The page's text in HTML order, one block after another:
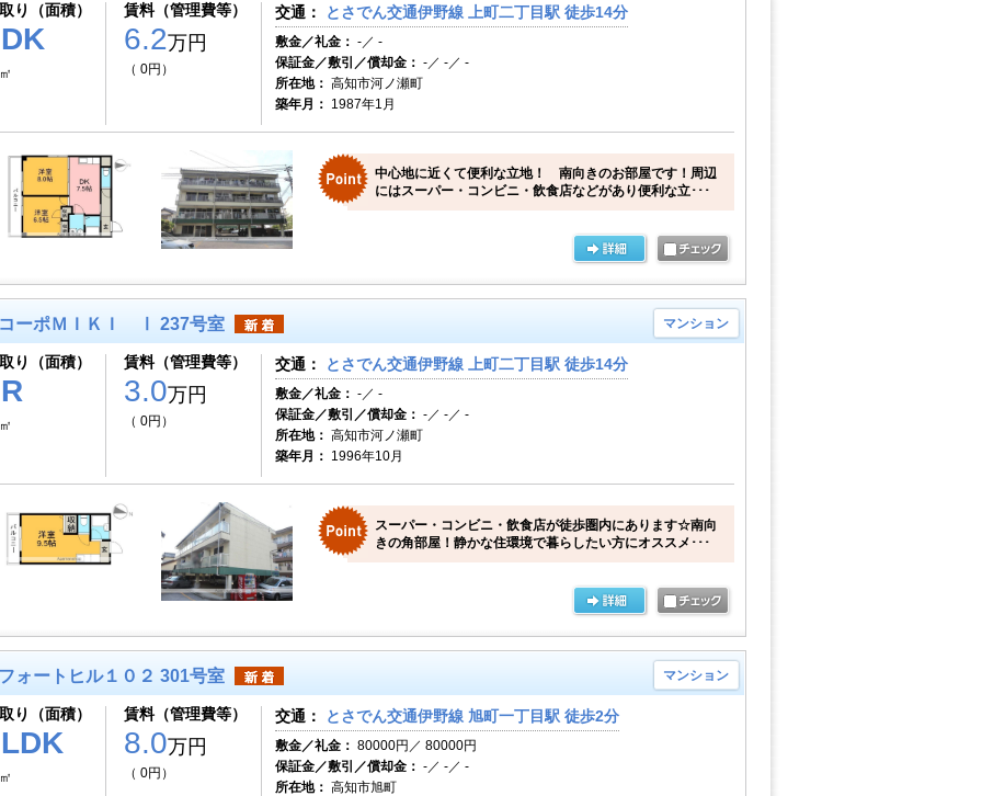
り（面積） 賃料（管理費等）
6.2万円
（ 0円）
交通： とさでん交通伊野線 上町二丁目駅 徒歩14分
敷金／礼金： -／ -
保証金／敷引／償却金： -／ -／ -
所在地： 高知市河ノ瀬町
築年月： 1987年1月
中心地に近くて便利な立地！ 南向きのお部屋です！周辺
にはスーパー・コンビニ・飲食店などがあり便利な立･･･
ーポＭＩＫＩ Ⅰ 237号室 マンション
り（面積） 賃料（管理費等）
3.0万円
（ 0円）
交通： とさでん交通伊野線 上町二丁目駅 徒歩14分
敷金／礼金： -／ -
保証金／敷引／償却金： -／ -／ -
所在地： 高知市河ノ瀬町
築年月： 1996年10月
スーパー・コンビニ・飲食店が徒歩圏内にあります☆南向
きの角部屋！静かな住環境で暮らしたい方にオススメ･･･
ォートヒル１０２ 301号室 マンション
り（面積） 賃料（管理費等）
8.0万円
（ 0円）
交通： とさでん交通伊野線 旭町一丁目駅 徒歩2分
敷金／礼金： 80000円／ 80000円
保証金／敷引／償却金： -／ -／ -
所在地： 高知市旭町